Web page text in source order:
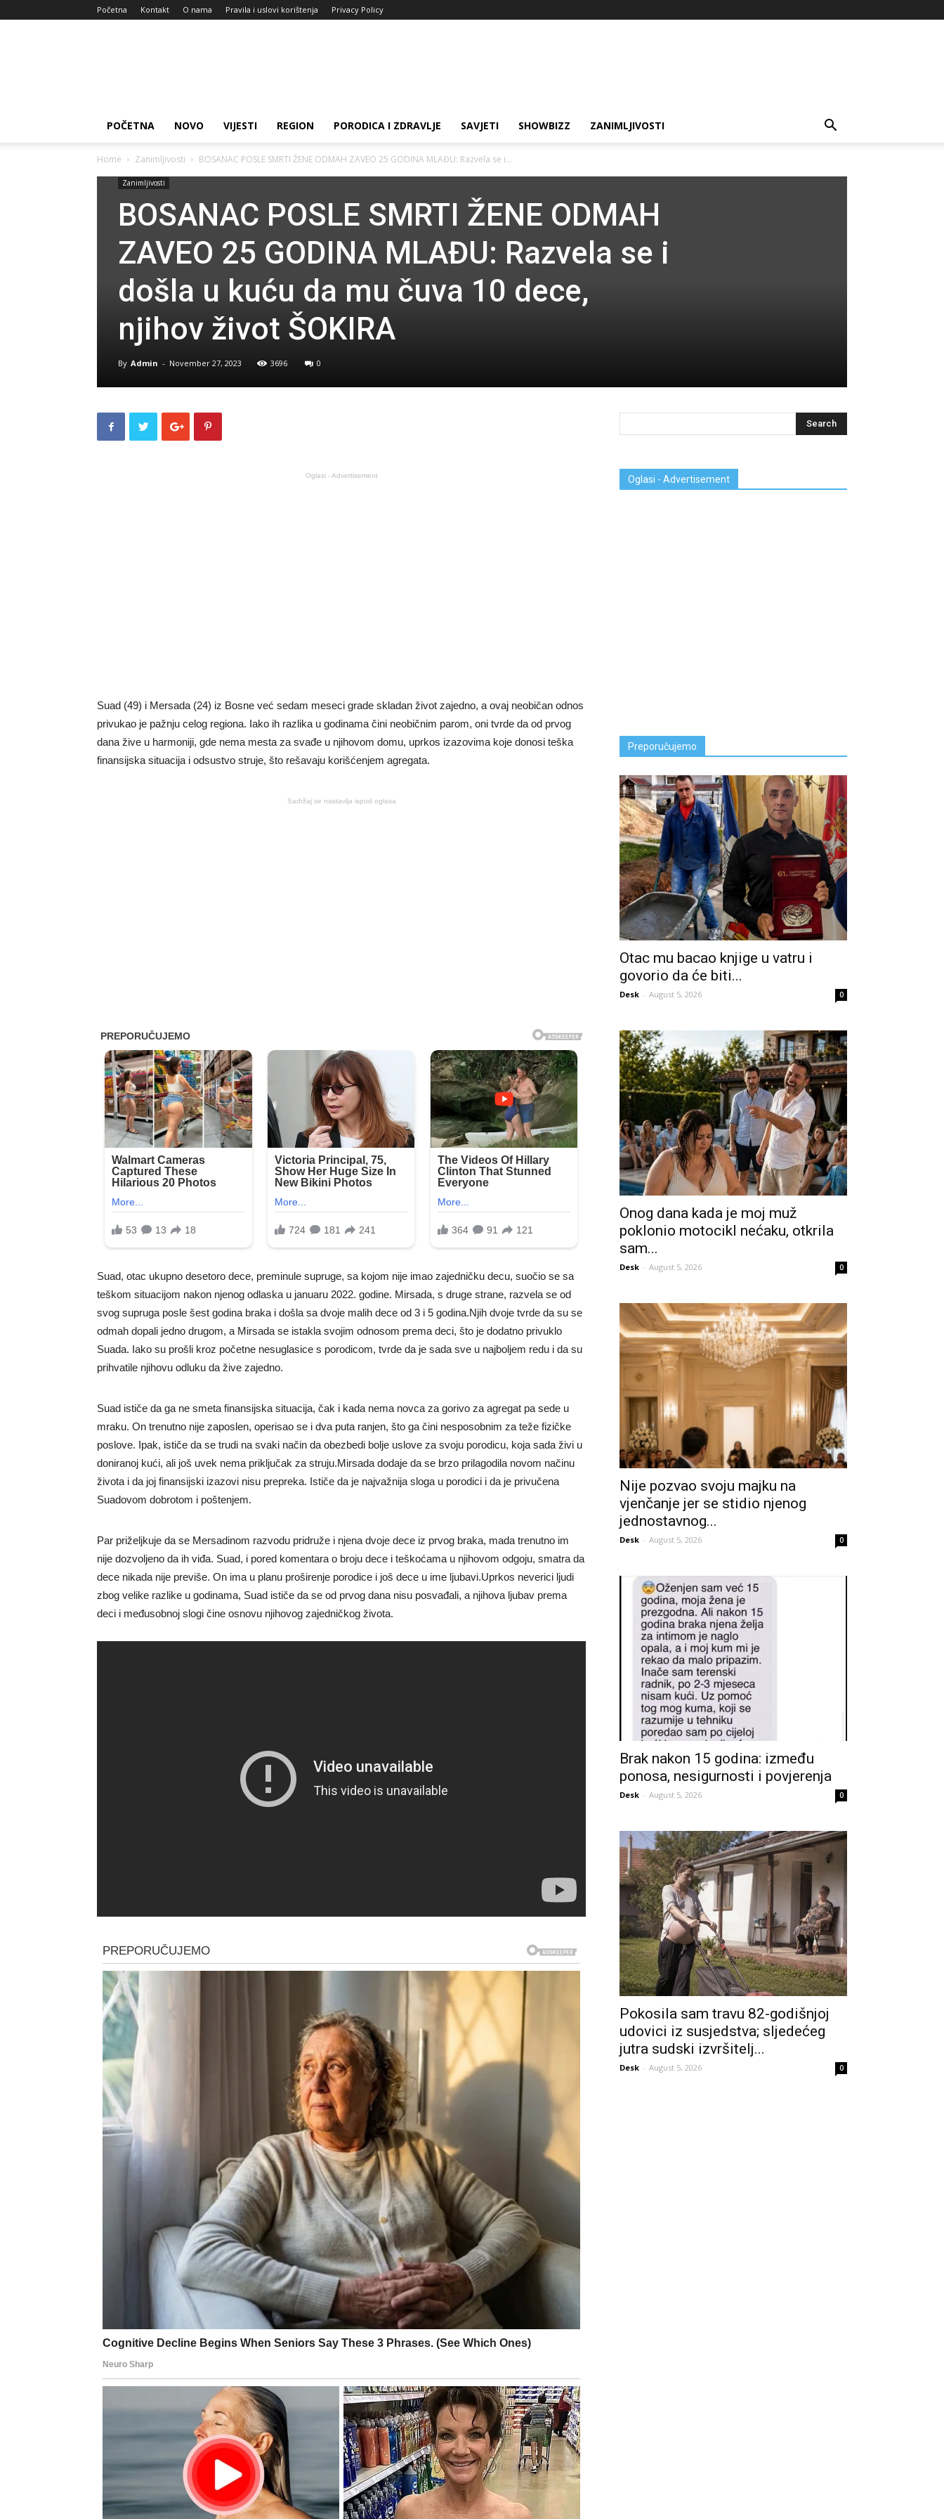
Početna Kontakt O nama Pravila i uslovi korištenja Privacy Policy
POČETNA NOVO VIJESTI REGION PORODICA I ZDRAVLJE SAVJETI SHOWBIZZ ZANIMLJIVOSTI
Home Zanimljivosti BOSANAC POSLE SMRTI ŽENE ODMAH ZAVEO 25 GODINA MLAĐU: Razvela se i...
Zanimljivosti
BOSANAC POSLE SMRTI ŽENE ODMAH
ZAVEO 25 GODINA MLAĐU: Razvela se i
došla u kuću da mu čuva 10 dece,
njihov život ŠOKIRA
By Admin - November 27, 2023 3696 0
Oglasi - Advertisement
Suad (49) i Mersada (24) iz Bosne već sedam meseci grade skladan život zajedno, a ovaj neobičan odnos
privukao je pažnju celog regiona. Iako ih razlika u godinama čini neobičnim parom, oni tvrde da od prvog
dana žive u harmoniji, gde nema mesta za svađe u njihovom domu, uprkos izazovima koje donosi teška
finansijska situacija i odsustvo struje, što rešavaju korišćenjem agregata.
Sadržaj se nastavlja ispod oglasa
Suad, otac ukupno desetoro dece, preminule supruge, sa kojom nije imao zajedničku decu, suočio se sa
teškom situacijom nakon njenog odlaska u januaru 2022. godine. Mirsada, s druge strane, razvela se od
svog supruga posle šest godina braka i došla sa dvoje malih dece od 3 i 5 godina.Njih dvoje tvrde da su se
odmah dopali jedno drugom, a Mirsada se istakla svojim odnosom prema deci, što je dodatno privuklo
Suada. Iako su prošli kroz početne nesuglasice s porodicom, tvrde da je sada sve u najboljem redu i da su
prihvatile njihovu odluku da žive zajedno.
Suad ističe da ga ne smeta finansijska situacija, čak i kada nema novca za gorivo za agregat pa sede u
mraku. On trenutno nije zaposlen, operisao se i dva puta ranjen, što ga čini nesposobnim za teže fizičke
poslove. Ipak, ističe da se trudi na svaki način da obezbedi bolje uslove za svoju porodicu, koja sada živi u
doniranoj kući, ali još uvek nema priključak za struju.Mirsada dodaje da se brzo prilagodila novom načinu
života i da joj finansijski izazovi nisu prepreka. Ističe da je najvažnija sloga u porodici i da je privučena
Suadovom dobrotom i poštenjem.
Par priželjkuje da se Mersadinom razvodu pridruže i njena dvoje dece iz prvog braka, mada trenutno im
nije dozvoljeno da ih viđa. Suad, i pored komentara o broju dece i teškoćama u njihovom odgoju, smatra da
dece nikada nije previše. On ima u planu proširenje porodice i još dece u ime ljubavi.Uprkos neverici ljudi
zbog velike razlike u godinama, Suad ističe da se od prvog dana nisu posvađali, a njihova ljubav prema
deci i međusobnoj slogi čine osnovu njihovog zajedničkog života.
Oglasi - Advertisement
Preporučujemo
Otac mu bacao knjige u vatru i
govorio da će biti...
Desk - August 5, 2026 0
Onog dana kada je moj muž
poklonio motocikl nećaku, otkrila
sam...
Desk - August 5, 2026 0
Nije pozvao svoju majku na
vjenčanje jer se stidio njenog
jednostavnog...
Desk - August 5, 2026 0
Brak nakon 15 godina: između
ponosa, nesigurnosti i povjerenja
Desk - August 5, 2026 0
Pokosila sam travu 82-godišnjoj
udovici iz susjedstva; sljedećeg
jutra sudski izvršitelj...
Desk - August 5, 2026 0